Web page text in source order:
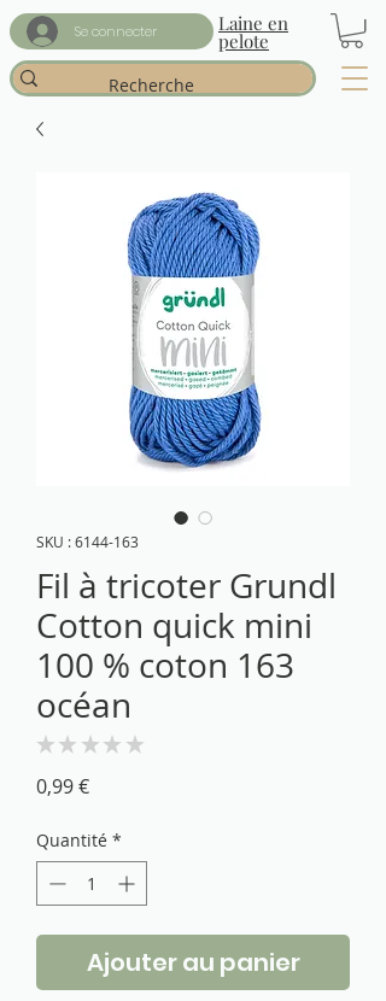
Se connecter Laine en
pelote
SKU : 6144-163
Fil à tricoter Grundl
Cotton quick mini
100 % coton 163
océan
★ ★ ★ ★ ★
0,99 €Prix
Quantité *
Ajouter au panier